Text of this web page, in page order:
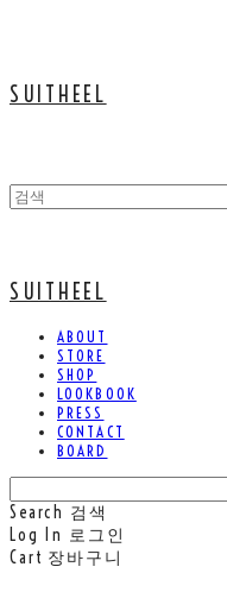
SUITHEEL
SUITHEEL
ABOUT
STORE
SHOP
LOOKBOOK
PRESS
CONTACT
BOARD
Search 검색
Log In 로그인
Cart 장바구니